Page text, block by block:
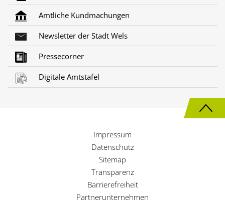
Amtliche Kundmachungen
Newsletter der Stadt Wels
Pressecorner
Digitale Amtstafel
Impressum
Datenschutz
Sitemap
Transparenz
Barrierefreiheit
Partnerunternehmen